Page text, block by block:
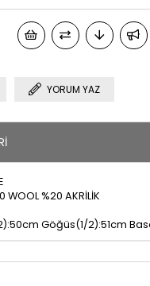
YORUM YAZ
%20 AKRİLİK
Göğüs(1/2):51cm